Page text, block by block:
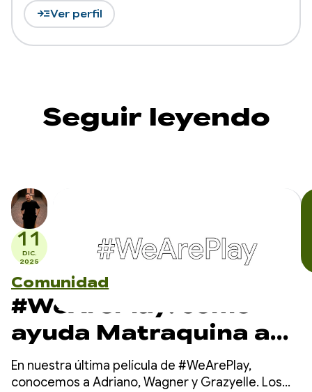
read_moreVer perfil
Seguir leyendo
11
DIC.
2025
Comunidad
#WeArePlay: cómo
ayuda Matraquina a
los niños no verbales a
comunicarse
En nuestra última película de #WeArePlay,
conocemos a Adriano, Wagner y Grazyelle. Los